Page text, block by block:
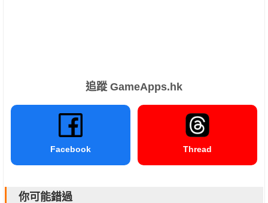
追蹤 GameApps.hk
Facebook Thread
你可能錯過